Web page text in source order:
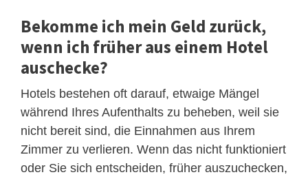
Bekomme ich mein Geld zurück,
wenn ich früher aus einem Hotel
auschecke?
Hotels bestehen oft darauf, etwaige Mängel
während Ihres Aufenthalts zu beheben, weil sie
nicht bereit sind, die Einnahmen aus Ihrem
Zimmer zu verlieren. Wenn das nicht funktioniert
oder Sie sich entscheiden, früher auszuchecken,